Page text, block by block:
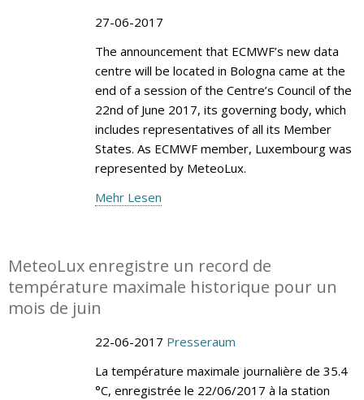
27-06-2017
The announcement that ECMWF’s new data
centre will be located in Bologna came at the
end of a session of the Centre’s Council of the
22nd of June 2017, its governing body, which
includes representatives of all its Member
States. As ECMWF member, Luxembourg was
represented by MeteoLux.
Mehr Lesen
MeteoLux enregistre un record de
température maximale historique pour un
mois de juin
22-06-2017 Presseraum
La température maximale journalière de 35.4
°C, enregistrée le 22/06/2017 à la station